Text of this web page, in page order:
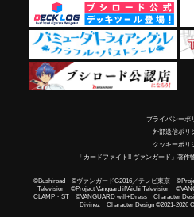
プライバシーポ
外部送信ポリ
クッキーポリ
「カードファイト!! ヴァンガード」著
©Bushiroad ©ヴァンガードG2016／テレビ東京
Television ©Project Vanguard if/Aichi Television
CLAMP・ST ©VANGUARD will+Dress Character
Divinez Character Design ©2021-2026